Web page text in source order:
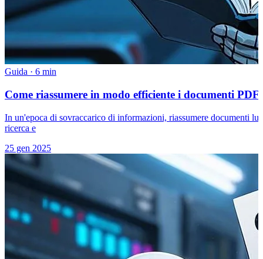
Guida · 6 min
Come riassumere in modo efficiente i documenti
In un'epoca di sovraccarico di informazioni, riassumere documenti
ricerca e
25 gen 2025